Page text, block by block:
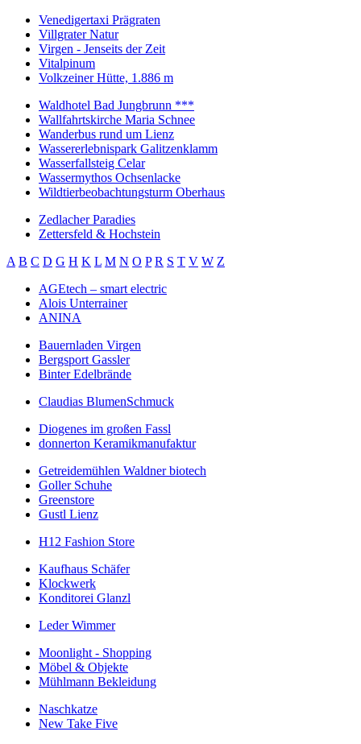
Venedigertaxi Prägraten
Villgrater Natur
Virgen - Jenseits der Zeit
Vitalpinum
Volkzeiner Hütte, 1.886 m
Waldhotel Bad Jungbrunn ***
Wallfahrtskirche Maria Schnee
Wanderbus rund um Lienz
Wassererlebnispark Galitzenklamm
Wasserfallsteig Celar
Wassermythos Ochsenlacke
Wildtierbeobachtungsturm Oberhaus
Zedlacher Paradies
Zettersfeld & Hochstein
A B C D G H K L M N O P R S T V W Z
AGEtech – smart electric
Alois Unterrainer
ANINA
Bauernladen Virgen
Bergsport Gassler
Binter Edelbrände
Claudias BlumenSchmuck
Diogenes im großen Fassl
donnerton Keramikmanufaktur
Getreidemühlen Waldner biotech
Goller Schuhe
Greenstore
Gustl Lienz
H12 Fashion Store
Kaufhaus Schäfer
Klockwerk
Konditorei Glanzl
Leder Wimmer
Moonlight - Shopping
Möbel & Objekte
Mühlmann Bekleidung
Naschkatze
New Take Five